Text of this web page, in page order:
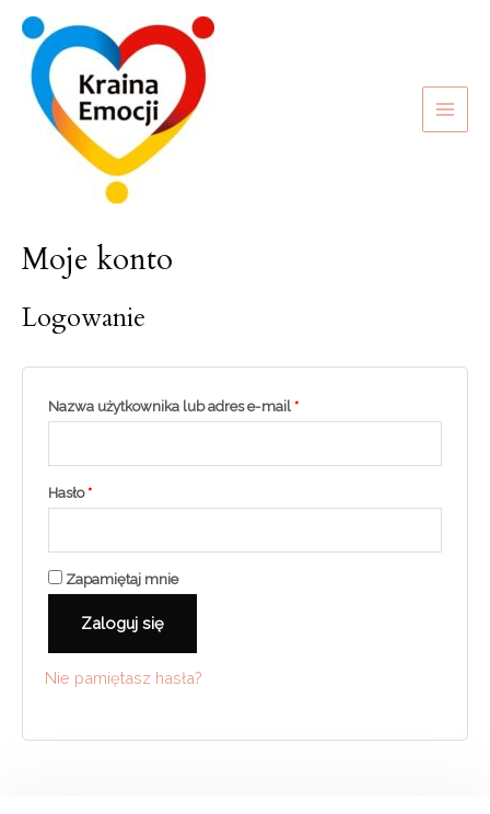
Moje konto
Logowanie
Nazwa użytkownika lub adres e-mail *
Hasło*
Zapamiętaj mnie
Zaloguj się
Nie pamiętasz hasła?